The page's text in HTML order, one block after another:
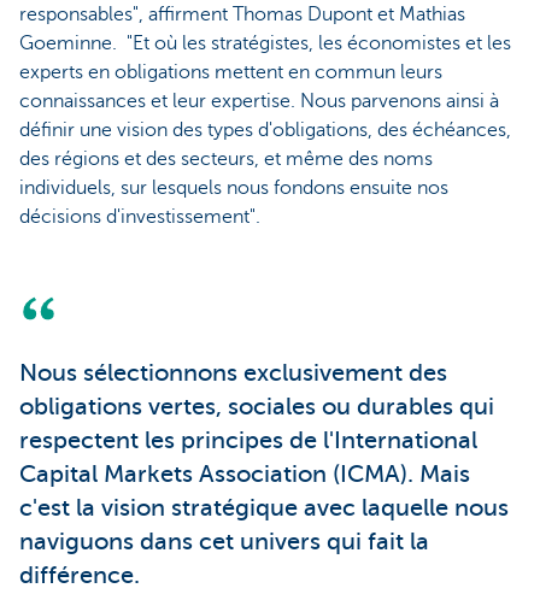
responsables", affirment Thomas Dupont et Mathias
Goeminne. "Et où les stratégistes, les économistes et les
experts en obligations mettent en commun leurs
connaissances et leur expertise. Nous parvenons ainsi à
définir une vision des types d'obligations, des échéances,
des régions et des secteurs, et même des noms
individuels, sur lesquels nous fondons ensuite nos
décisions d'investissement".
Nous sélectionnons exclusivement des
obligations vertes, sociales ou durables qui
respectent les principes de l'International
Capital Markets Association (ICMA). Mais
c'est la vision stratégique avec laquelle nous
naviguons dans cet univers qui fait la
différence.